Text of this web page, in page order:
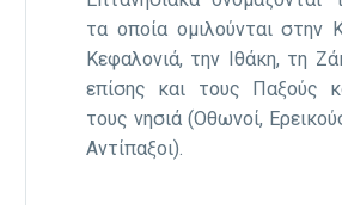
τα οποία ομιλούνται στην
Κεφαλονιά, την Ιθάκη, τη
επίσης και τους Παξούς
τους νησιά (Οθωνοί,
Αντίπαξοι).